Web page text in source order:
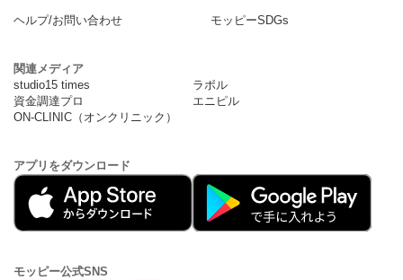
ヘルプ/お問い合わせ モッピーSDGs
関連メディア
studio15 times
ラボル
資金調達プロ
エニピル
ON-CLINIC（オンクリニック）
アプリをダウンロード
モッピー公式SNS